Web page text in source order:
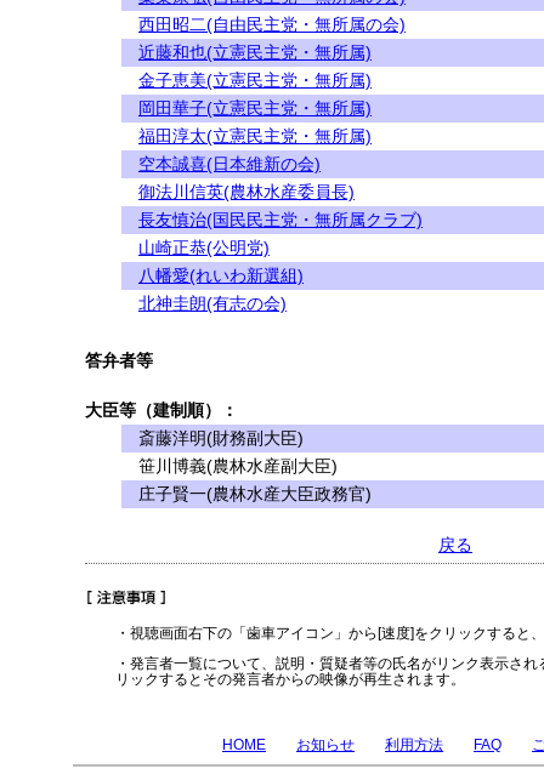
西田昭二(自由民主党・無所属の会)
近藤和也(立憲民主党・無所属)
金子恵美(立憲民主党・無所属)
岡田華子(立憲民主党・無所属)
福田淳太(立憲民主党・無所属)
空本誠喜(日本維新の会)
御法川信英(農林水産委員長)
長友慎治(国民民主党・無所属クラブ)
山崎正恭(公明党)
八幡愛(れいわ新選組)
北神圭朗(有志の会)
答弁者等
大臣等（建制順）：
斎藤洋明(財務副大臣)
笹川博義(農林水産副大臣)
庄子賢一(農林水産大臣政務官)
戻る
・視聴画面右下の「歯車アイコン」から[速度]をクリックすると
・発言者一覧について、説明・質疑者等の氏名がリンク表示さ
リックするとその発言者からの映像が再生されます。
HOME お知らせ 利用方法 FAQ